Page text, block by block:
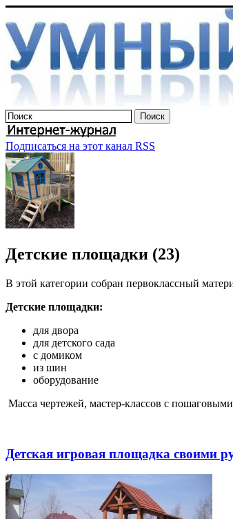
Подписаться на этот канал RSS
Детские площадки (23)
В этой категории собран первоклассный
Детские площадки:
для двора
для детского сада
с домиком
из шин
оборудование
Масса чертежей, мастер-классов с
Детская игровая площадка своими